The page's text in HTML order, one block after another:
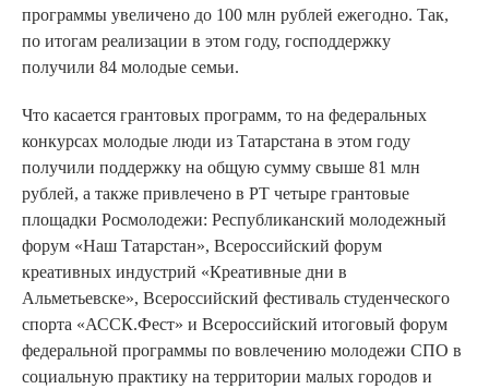
программы увеличено до 100 млн рублей ежегодно. Так,
по итогам реализации в этом году, господдержку
получили 84 молодые семьи.
Что касается грантовых программ, то на федеральных
конкурсах молодые люди из Татарстана в этом году
получили поддержку на общую сумму свыше 81 млн
рублей, а также привлечено в РТ четыре грантовые
площадки Росмолодежи: Республиканский молодежный
форум «Наш Татарстан», Всероссийский форум
креативных индустрий «Креативные дни в
Альметьевске», Всероссийский фестиваль студенческого
спорта «АССК.Фест» и Всероссийский итоговый форум
федеральной программы по вовлечению молодежи СПО в
социальную практику на территории малых городов и